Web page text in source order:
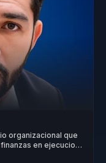
organizacional que
en ejecucion,